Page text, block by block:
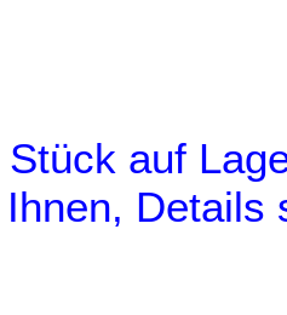
auf
Details